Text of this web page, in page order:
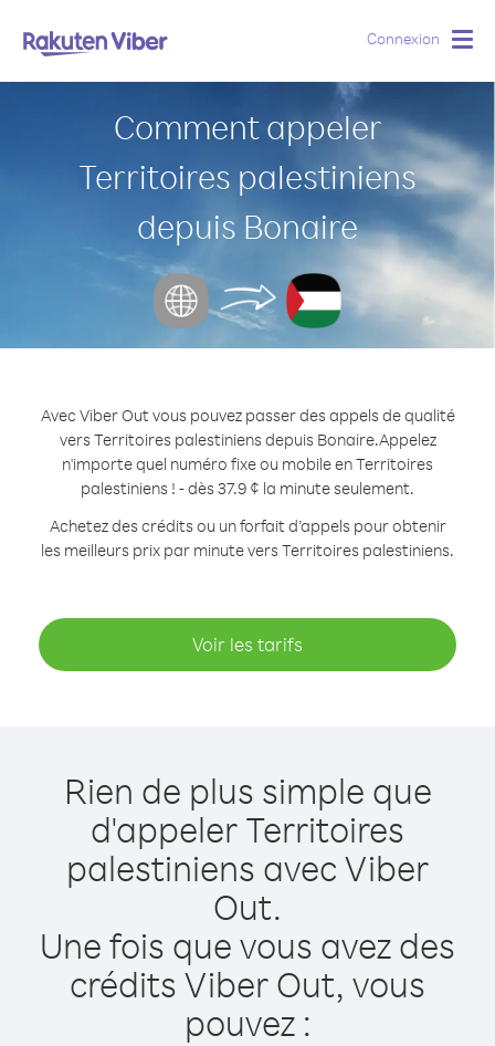
Connexion
Comment appeler
Territoires palestiniens
depuis Bonaire
Avec Viber Out vous pouvez passer des appels de qualité
vers Territoires palestiniens depuis Bonaire.Appelez
n'importe quel numéro fixe ou mobile en Territoires
palestiniens ! - dès 37.9 ¢ la minute seulement.
Achetez des crédits ou un forfait d’appels pour obtenir
les meilleurs prix par minute vers Territoires palestiniens.
Voir les tarifs
Rien de plus simple que
d'appeler Territoires
palestiniens avec Viber
Out.
Une fois que vous avez des
crédits Viber Out, vous
pouvez :